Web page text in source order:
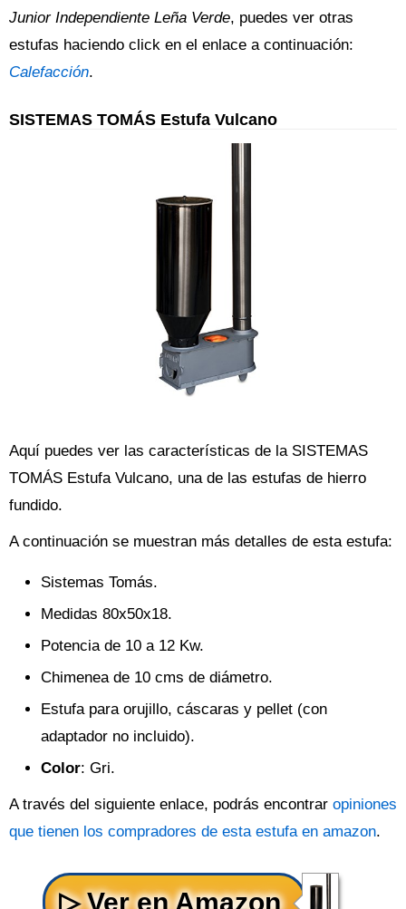
Junior Independiente Leña Verde, puedes ver otras
estufas haciendo click en el enlace a continuación:
Calefacción.
SISTEMAS TOMÁS Estufa Vulcano
Aquí puedes ver las características de la SISTEMAS
TOMÁS Estufa Vulcano, una de las estufas de hierro
fundido.
A continuación se muestran más detalles de esta estufa:
Sistemas Tomás.
Medidas 80x50x18.
Potencia de 10 a 12 Kw.
Chimenea de 10 cms de diámetro.
Estufa para orujillo, cáscaras y pellet (con
adaptador no incluido).
Color: Gri.
A través del siguiente enlace, podrás encontrar opiniones
que tienen los compradores de esta estufa en amazon.